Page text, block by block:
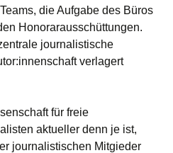
die Aufgabe des Büros
Honorarausschüttungen.
journalistische
verlagert
für freie
aktueller denn je ist,
journalistischen Mitgieder